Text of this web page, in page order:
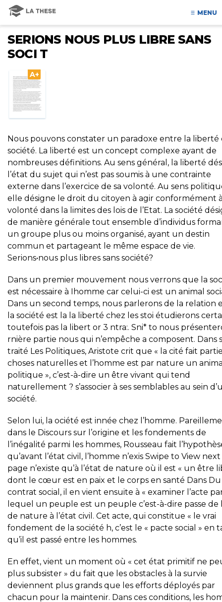
MENU
SERIONS NOUS PLUS LIBRE SANS
SOCI T
A+
Nous pouvons constater un paradoxe entre la liberté
société. La liberté est un concept complexe ayant de
nombreuses définitions. Au sens général, la liberté
l’état du sujet qui n’est pas soumis à une contrainte
externe dans l’exercice de sa volonté. Au sens
elle désigne le droit du citoyen à agir conformément
volonté dans la limites des lois de l’Etat. La société
de manière générale tout ensemble d’individus
un groupe plus ou moins organisé, ayant un destin
commun et partageant le même espace de vie.
Serions•nous plus libres sans société?
Dans un premier mouvement nous verrons que la
est nécessaire à Ihomme car celui-ci est un animal
Dans un second temps, nous parlerons de la relation
la société est la la liberté chez les stoi étudierons
toutefois pas la libert or 3 ntra:. Sni* to nous
rnière partie nous qui n’empêche a composent. Dans
traité Les Politiques, Aristote crit que « la cité fait
choses naturelles et l’homme est par nature un
politique », c’est-à-dire un être vivant qui tend
naturellement ? s’associer à ses semblables au sein
société.
Selon lui, la ociété est innée chez l’homme.
dans le Discours sur l’origine et les fondements de
l’inégalité parmi les hommes, Rousseau fait
qu’avant l’état civil, l’homme n’exis Swipe to View next
page n’existe qu’à l’état de nature où il est « un être
dont le cœur est en paix et le corps en santé Dans Du
contrat social, il en vient ensuite à « examiner l’acte
lequel un peuple est un peuple c’est-à-dire passe de
de nature à l’état civil. Cet acte, qui constitue « le vrai
fondement de la société h, c’est le « pacte social » en
qu’il est passé entre les hommes.
En effet, vient un moment où « cet état primitif ne
plus subsister » du fait que les obstacles à la survie
deviennent plus grands que les efforts déployés par
chacun pour la maintenir. Dans ces conditions, les